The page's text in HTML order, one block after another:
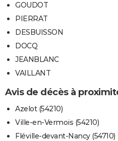
GOUDOT
PIERRAT
DESBUISSON
DOCQ
JEANBLANC
VAILLANT
Avis de décès à
Azelot (54210)
Ville-en-Vermois (54210)
Fléville-devant-Nancy (54710)